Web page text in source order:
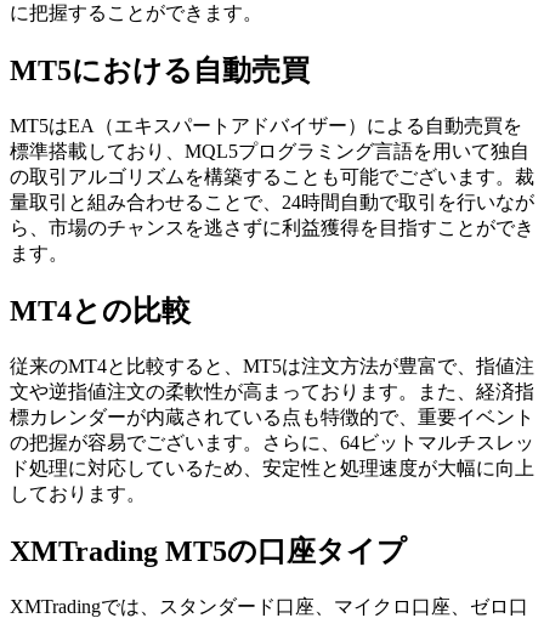
に把握することができます。
MT5における自動売買
MT5はEA（エキスパートアドバイザー）による自動売買を
標準搭載しており、MQL5プログラミング言語を用いて独自
の取引アルゴリズムを構築することも可能でございます。裁
量取引と組み合わせることで、24時間自動で取引を行いなが
ら、市場のチャンスを逃さずに利益獲得を目指すことができ
ます。
MT4との比較
従来のMT4と比較すると、MT5は注文方法が豊富で、指値注
文や逆指値注文の柔軟性が高まっております。また、経済指
標カレンダーが内蔵されている点も特徴的で、重要イベント
の把握が容易でございます。さらに、64ビットマルチスレッ
ド処理に対応しているため、安定性と処理速度が大幅に向上
しております。
XMTrading MT5の口座タイプ
XMTradingでは、スタンダード口座、マイクロ口座、ゼロ口